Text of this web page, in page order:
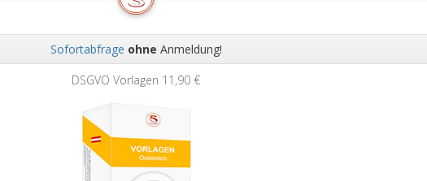
Sofortabfrage ohne Anmeldung!